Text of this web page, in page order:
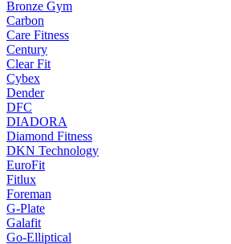
Bronze Gym
Carbon
Care Fitness
Century
Clear Fit
Cybex
Dender
DFC
DIADORA
Diamond Fitness
DKN Technology
EuroFit
Fitlux
Foreman
G-Plate
Galafit
Go-Elliptical